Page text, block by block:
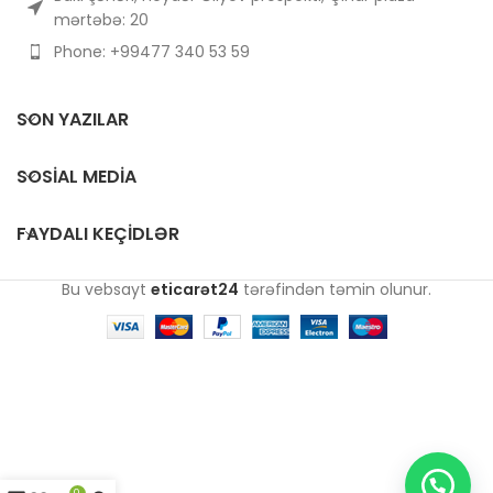
mərtəbə: 20
Phone: +99477 340 53 59
SON YAZILAR
SOSIAL MEDIA
FAYDALI KEÇIDLƏR
Bu vebsayt eticarət24 tərəfindən təmin olunur.